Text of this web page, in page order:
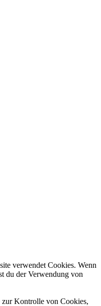
verwendet Cookies. Wenn
du der Verwendung von
zur Kontrolle von Cookies,